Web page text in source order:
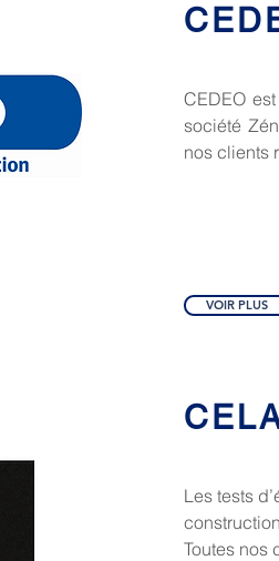
CEDEO
société
nos clients
VOIR PLUS
Les tests
Toutes nos